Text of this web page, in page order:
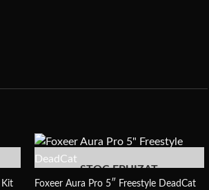
Kit
STOC EPUIZAT
Foxeer Aura Pro 5″ Freestyle DeadCat